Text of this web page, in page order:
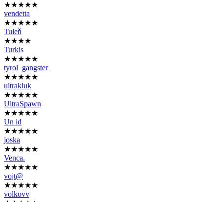
★★★★★
vendetta
★★★★★
Tuleň
★★★★
Turkis
★★★★★
tyrol_gangster
★★★★★
ultrakluk
★★★★★
UltraSpawn
★★★★★
Un id
★★★★★
joska
★★★★★
Venca.
★★★★★
vojt@
★★★★★
volkovv